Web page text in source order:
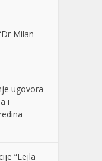
Milan
ugovora
i
“Lejla